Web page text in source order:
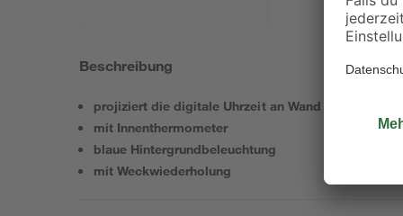
Beschreibung
projiziert die digitale Uhrzeit an Wand oder Decke
mit Innenthermometer
blaue Hintergrundbeleuchtung
mit Weckwiederholung